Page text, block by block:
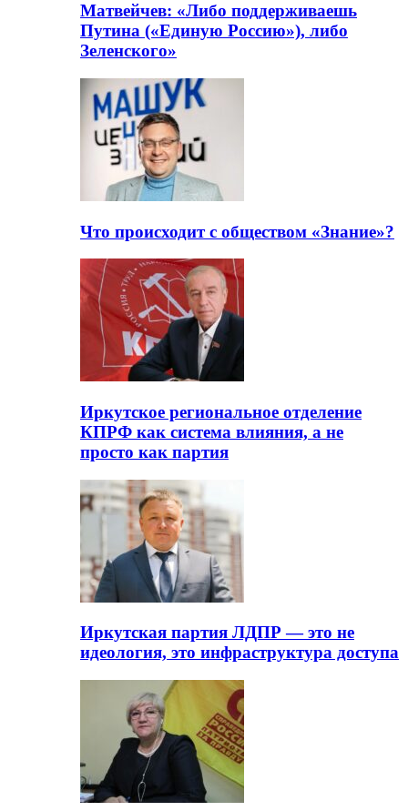
Матвейчев: «Либо поддерживаешь
Путина («Единую Россию»), либо
Зеленского»
Что происходит с обществом «Знание»?
Иркутское региональное отделение
КПРФ как система влияния, а не
просто как партия
Иркутская партия ЛДПР — это не
идеология, это инфраструктура доступа